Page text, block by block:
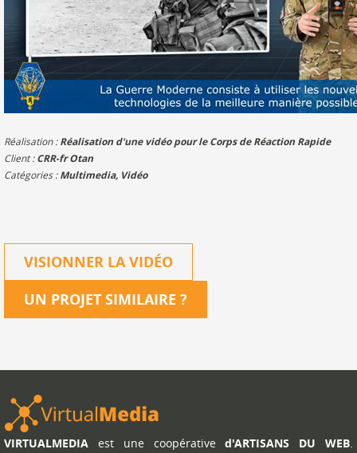
Réalisation :Réalisation d'une vidéo pour le Corps de Réaction Rapide
Client :CRR-fr Otan
Catégories :Multimedia, Vidéo
VISIONNER LA VIDÉO
UN PROJET SIMILAIRE ?
VIRTUALMEDIA est une coopératived'ARTISANS DU WEB.